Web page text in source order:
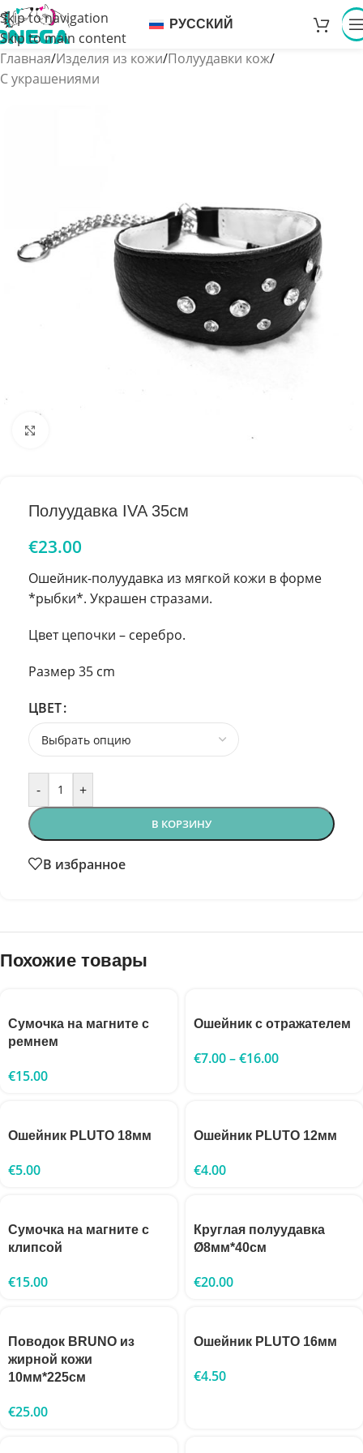
Skip to navigation
Skip to main content
РУССКИЙ
Главная/Изделия из кожи/Полуудавки кож/
С украшениями
Полуудавка IVA 35см
€23.00
Ошейник-полуудавка из мягкой кожи в форме
*рыбки*. Украшен стразами.
Цвет цепочки – серебро.
Размер 35 cm
ЦВЕТ
- +
В КОРЗИНУ
В избранное
Похожие товары
Сумочка на магните с
ремнем
€15.00
Ошейник с отражателем
€7.00–€16.00
Ошейник PLUTO 18мм
€5.00
Ошейник PLUTO 12мм
€4.00
Сумочка на магните с
клипсой
€15.00
Круглая полуудавка
Ø8мм*40см
€20.00
Поводок BRUNO из
жирной кожи
10мм*225см
€25.00
Ошейник PLUTO 16мм
€4.50